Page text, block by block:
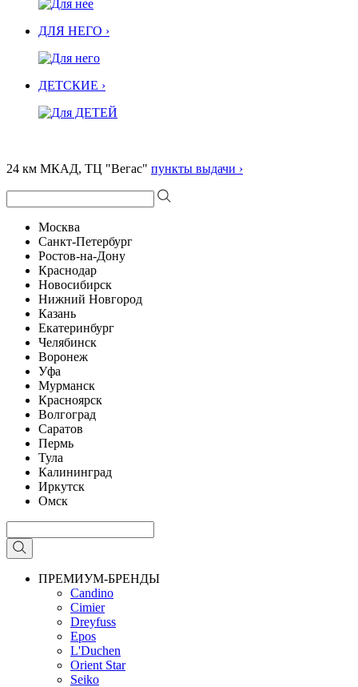
ДЛЯ НЕГО ›
ДЕТСКИЕ ›
24 км МКАД, ТЦ "Вегас" пункты выдачи ›
Москва
Санкт-Петербург
Ростов-на-Дону
Краснодар
Новосибирск
Нижний Новгород
Казань
Екатеринбург
Челябинск
Воронеж
Уфа
Мурманск
Красноярск
Волгоград
Саратов
Пермь
Тула
Калининград
Иркутск
Омск
ПРЕМИУМ-БРЕНДЫ
Candino
Cimier
Dreyfuss
Epos
L'Duchen
Orient Star
Seiko